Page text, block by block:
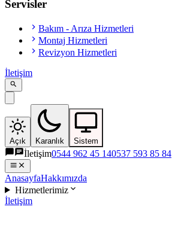
Servisler
Bakım - Arıza Hizmetleri
Montaj Hizmetleri
Revizyon Hizmetleri
İletişim
Açık Karanlık Sistem
İletişim0544 962 45 140537 593 85 84
AnasayfaHakkımızda
Hizmetlerimiz
İletişim